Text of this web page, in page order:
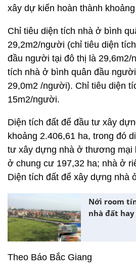
xây dự kiến hoàn thành
Chỉ tiêu diện tích nhà ở bình
29,2m2/người (chỉ tiêu diện
đầu người tại đô thị là 29,6m2/
tích nhà ở bình quân đầu
29,0m2 /người). Chỉ tiêu diện
15m2/người.
Diện tích đất để đầu tư xây
khoảng 2.406,61 ha, trong đó
tư xây dựng nhà ở thương mại
ở chung cư 197,32 ha; nhà ở
Diện tích đất để xây dựng nhà
Nới room
nhà đất
Theo Báo Bắc Giang